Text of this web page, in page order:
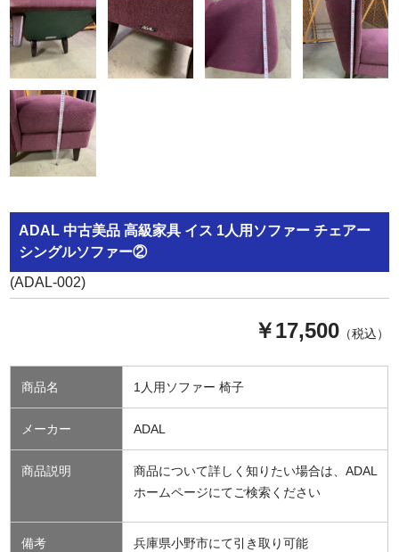
ADAL 中古美品 高級家具 イス 1人用ソファー チェアー
シングルソファー②
(ADAL-002)
￥17,500（税込）
商品名 1人用ソファー 椅子
メーカー ADAL
商品説明
商品について詳しく知りたい場合は、ADAL
ホームページにてご検索ください
備考 兵庫県小野市にて引き取り可能